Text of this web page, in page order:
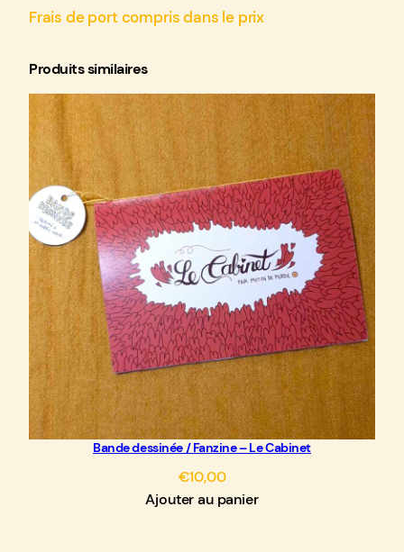
e
x
t
r
o
u
b
l
e
s
"
Frais de port compris dans le prix
Produits similaires
Bande dessinée / Fanzine – Le Cabinet
€10,00
Ajouter au panier